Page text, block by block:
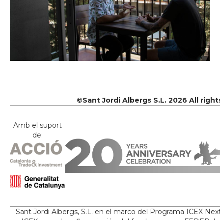
©Sant Jordi Albergs S.L. 2026 All
Amb el suport
de:
Sant Jordi Albergs, S.L. en el marco del Programa ICEX